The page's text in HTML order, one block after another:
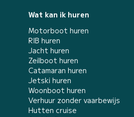
Wat kan ik huren
Motorboot huren
RIB huren
Jacht huren
Zeilboot huren
Catamaran huren
Jetski huren
Woonboot huren
Verhuur zonder vaarbewijs
Hutten cruise